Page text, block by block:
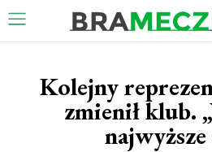
Kolejny
zmienił klub.
najwyższe